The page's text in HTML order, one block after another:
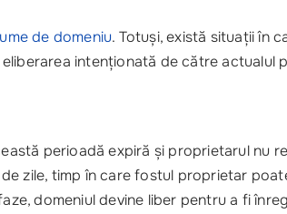
de domeniu. Totuși, există situații în
intenționată de către actualul
perioadă expiră și proprietarul nu
zile, timp în care fostul proprietar
domeniul devine liber pentru a fi